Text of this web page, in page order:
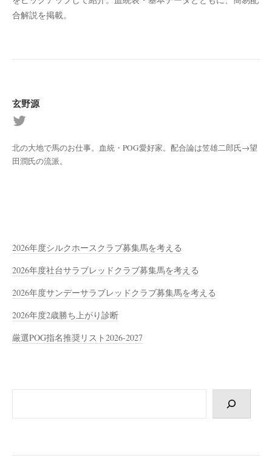
合解説を掲載。
玄野源
北の大地で馬のお仕事。血統・POG愛好家。配合論は笠雄二郎氏→望
田潤氏の流派。
2026年度シルクホースクラブ募集馬を考える
2026年度社台サラブレッドクラブ募集馬を考える
2026年度サンデーサラブレッドクラブ募集馬を考える
2026年度2歳勝ち上がり診断
厳選POG指名推奨リスト2026-2027